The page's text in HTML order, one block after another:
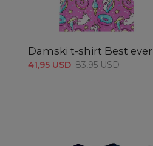
Damski t-shirt Best ever
41,95 USD 83,95 USD